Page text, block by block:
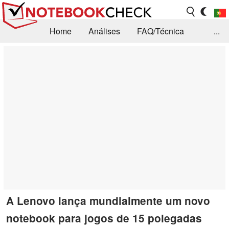
Home Análises
FAQ/Técnica
...
A Lenovo lança mundialmente um novo
notebook para jogos de 15 polegadas